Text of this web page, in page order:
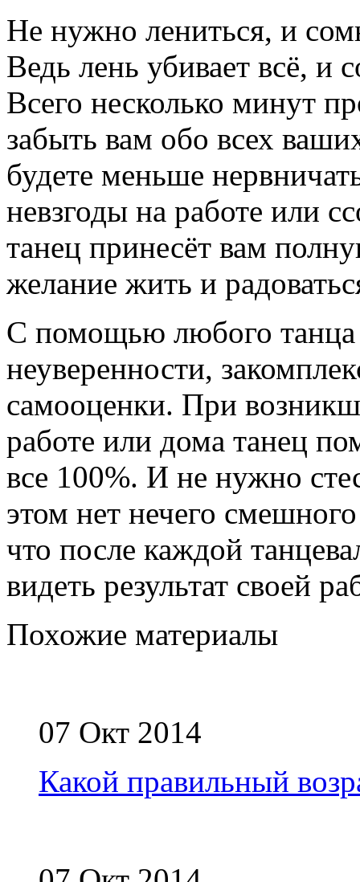
Не нужно лениться, и
Ведь лень убивает всё, и
Всего несколько минут
забыть вам обо всех
будете меньше
невзгоды на работе или
танец принесёт вам
желание жить и
С помощью любого танца
неуверенности,
самооценки. При
работе или дома танец
все 100%. И не нужно
этом нет нечего
что после каждой
видеть результат своей
Похожие материалы
07 Окт 2014
Какой правильный